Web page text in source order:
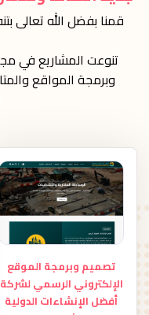
جديد أعمالنا
قمنا بفضل الله تعالى
تنوعت المشاريع في
وبرمجة المواقع